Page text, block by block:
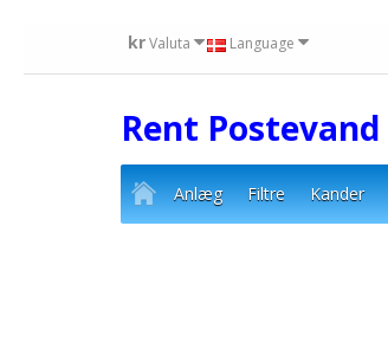
krValuta Language
Rent Postevand
Anlæg Filtre Kander